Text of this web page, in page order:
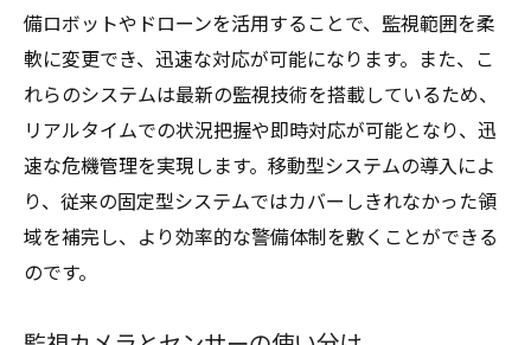
備ロボットやドローンを活用することで、監視範囲を柔
軟に変更でき、迅速な対応が可能になります。また、こ
れらのシステムは最新の監視技術を搭載しているため、
リアルタイムでの状況把握や即時対応が可能となり、迅
速な危機管理を実現します。移動型システムの導入によ
り、従来の固定型システムではカバーしきれなかった領
域を補完し、より効率的な警備体制を敷くことができる
のです。